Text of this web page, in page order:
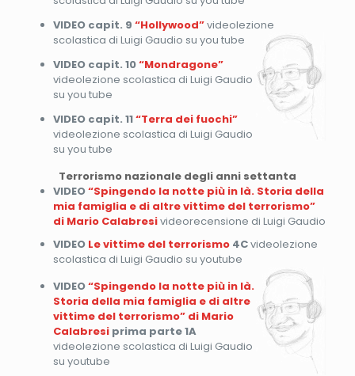
VIDEO capit. 9 “Hollywood”videolezione
scolastica di Luigi Gaudio su you tube
VIDEO capit. 10“Mondragone”
videolezione scolastica di Luigi Gaudio
su you tube
VIDEO capit. 11“Terra dei fuochi”
videolezione scolastica di Luigi Gaudio
su you tube
Terrorismo nazionale degli anni settanta
VIDEO“Spingendo la notte più in là. Storia della
mia famiglia e di altre vittime del terrorismo”
di Mario Calabresivideorecensione di Luigi Gaudio
VIDEO Le vittime del terrorismo 4Cvideolezione
scolastica di Luigi Gaudio su youtube
VIDEO“Spingendo la notte più in là.
Storia della mia famiglia e di altre
vittime del terrorismo” di Mario
Calabresiprima parte1A
videolezione scolastica di Luigi Gaudio
su youtube